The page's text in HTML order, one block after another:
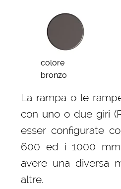
colore
bronzo
La rampa o le
con uno o due giri
esser configurate
600 ed i 1000
avere una diversa
altre.